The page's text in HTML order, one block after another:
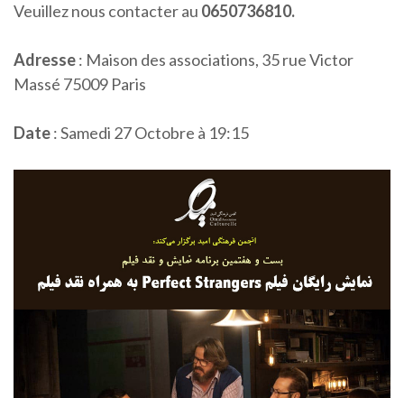
Veuillez nous contacter au 0650736810.
Adresse: Maison des associations, 35 rue Victor
Massé 75009 Paris
Date: Samedi 27 Octobre à 19:15